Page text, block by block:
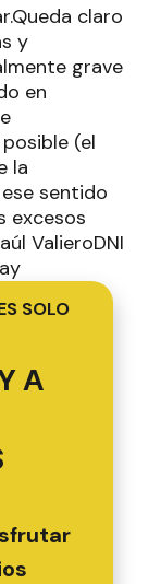
claro
y
grave
en
(el
la
sentido
excesos
ValieroDNI
SOLO
A